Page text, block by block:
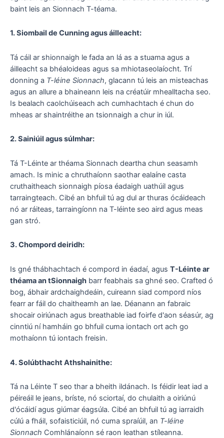
baint leis an Sionnach T-téama.
1. Siombail de Cunning agus áilleacht:
Tá cáil ar shionnaigh le fada an lá as a stuama agus a
áilleacht sa bhéaloideas agus sa mhiotaseolaíocht. Trí
donning a T-léine Sionnach, glacann tú leis an misteachas
agus an allure a bhaineann leis na créatúir mhealltacha seo.
Is bealach caolchúiseach ach cumhachtach é chun do
mheas ar shaintréithe an tsionnaigh a chur in iúl.
2. Sainiúil agus súlmhar:
Tá T-Léinte ar théama Sionnach deartha chun seasamh
amach. Is minic a chruthaíonn saothar ealaíne casta
cruthaitheach sionnaigh píosa éadaigh uathúil agus
tarraingteach. Cibé an bhfuil tú ag dul ar thuras ócáideach
nó ar ráiteas, tarraingíonn na T-léinte seo aird agus meas
gan stró.
3. Chompord deiridh:
Is gné thábhachtach é compord in éadaí, agus T-Léinte ar
théama an tSionnaigh barr feabhais sa ghné seo. Crafted ó
bog, ábhair ardchaighdeáin, cuireann siad compord níos
fearr ar fáil do chaitheamh an lae. Déanann an fabraic
shocair oiriúnach agus breathable iad foirfe d'aon séasúr, ag
cinntiú ní hamháin go bhfuil cuma iontach ort ach go
mothaíonn tú iontach freisin.
4. Solúbthacht Athshainithe:
Tá na Léinte T seo thar a bheith ildánach. Is féidir leat iad a
péireáil le jeans, bríste, nó sciortaí, do chulaith a oiriúnú
d'ócáidí agus giúmar éagsúla. Cibé an bhfuil tú ag iarraidh
cúlú a fháil, sofaisticiúil, nó cuma spraíúil, an T-léine
Sionnach Comhlánaíonn sé raon leathan stíleanna.